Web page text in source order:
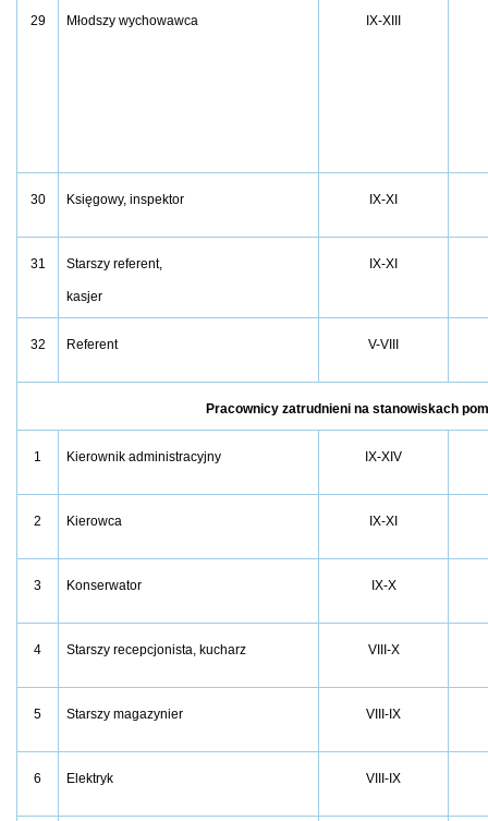
29 Młodszy wychowawca IX-XIII
30 Księgowy, inspektor IX-XI
31 Starszy referent,
kasjer
IX-XI
32 Referent V-VIII
Pracownicy zatrudnieni na stanowiskach
1 Kierownik administracyjny IX-XIV
2 Kierowca IX-XI
3 Konserwator IX-X
4 Starszy recepcjonista, kucharz VIII-X
5 Starszy magazynier VIII-IX
6 Elektryk VIII-IX